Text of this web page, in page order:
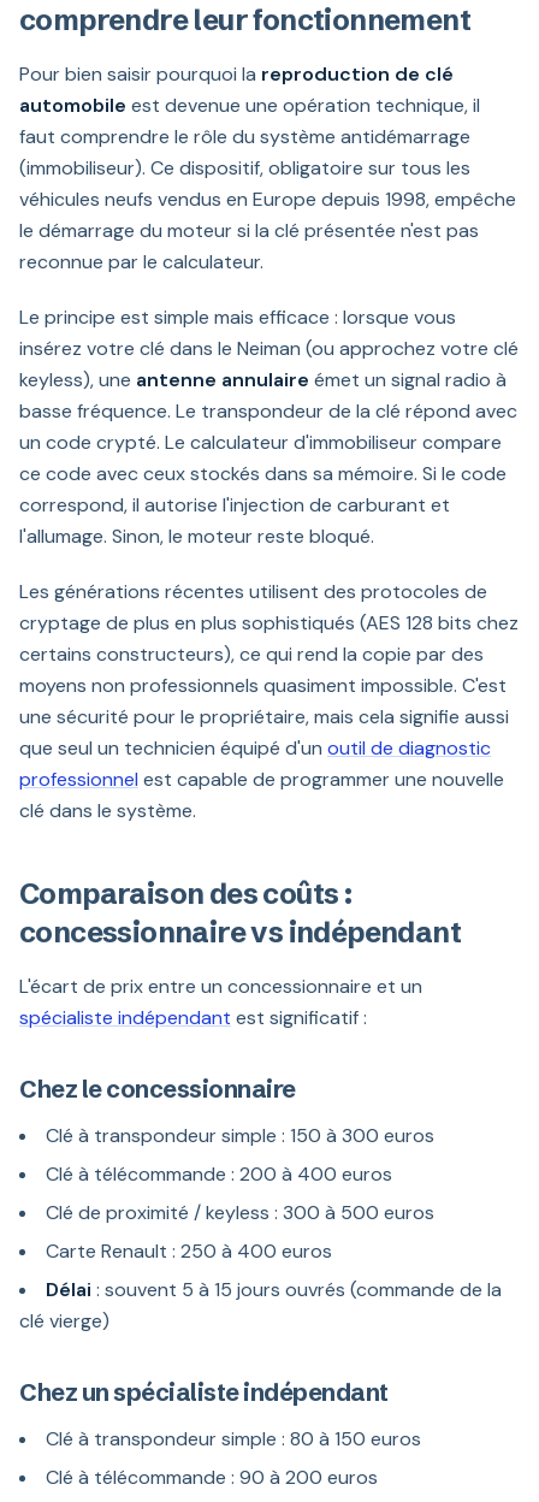
comprendre leur fonctionnement
Pour bien saisir pourquoi la reproduction de clé
automobile est devenue une opération technique, il
faut comprendre le rôle du système antidémarrage
(immobiliseur). Ce dispositif, obligatoire sur tous les
véhicules neufs vendus en Europe depuis 1998, empêche
le démarrage du moteur si la clé présentée n'est pas
reconnue par le calculateur.
Le principe est simple mais efficace : lorsque vous
insérez votre clé dans le Neiman (ou approchez votre clé
keyless), une antenne annulaire émet un signal radio à
basse fréquence. Le transpondeur de la clé répond avec
un code crypté. Le calculateur d'immobiliseur compare
ce code avec ceux stockés dans sa mémoire. Si le code
correspond, il autorise l'injection de carburant et
l'allumage. Sinon, le moteur reste bloqué.
Les générations récentes utilisent des protocoles de
cryptage de plus en plus sophistiqués (AES 128 bits chez
certains constructeurs), ce qui rend la copie par des
moyens non professionnels quasiment impossible. C'est
une sécurité pour le propriétaire, mais cela signifie aussi
que seul un technicien équipé d'un outil de diagnostic
professionnel est capable de programmer une nouvelle
clé dans le système.
Comparaison des coûts :
concessionnaire vs indépendant
L'écart de prix entre un concessionnaire et un
spécialiste indépendant est significatif :
Chez le concessionnaire
Clé à transpondeur simple : 150 à 300 euros
Clé à télécommande : 200 à 400 euros
Clé de proximité / keyless : 300 à 500 euros
Carte Renault : 250 à 400 euros
Délai : souvent 5 à 15 jours ouvrés (commande de la
clé vierge)
Chez un spécialiste indépendant
Clé à transpondeur simple : 80 à 150 euros
Clé à télécommande : 90 à 200 euros